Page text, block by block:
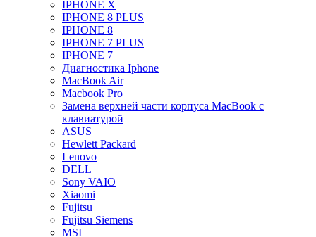
IPHONE X
IPHONE 8 PLUS
IPHONE 8
IPHONE 7 PLUS
IPHONE 7
Диагностика Iphone
MacBook Air
Macbook Pro
Замена верхней части корпуса MacBook с
клавиатурой
ASUS
Hewlett Packard
Lenovo
DELL
Sony VAIO
Xiaomi
Fujitsu
Fujitsu Siemens
MSI